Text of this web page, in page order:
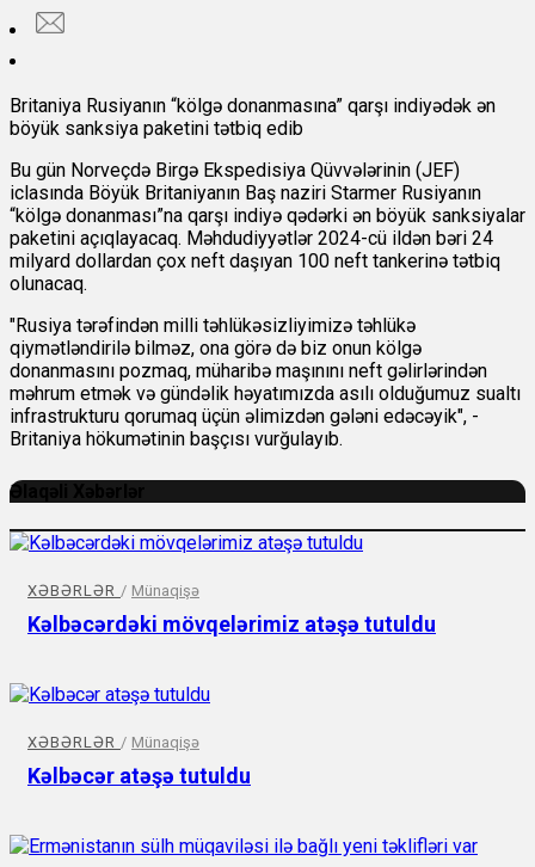
Britaniya Rusiyanın “kölgə donanmasına” qarşı indiyədək ən
böyük sanksiya paketini tətbiq edib
Bu gün Norveçdə Birgə Ekspedisiya Qüvvələrinin (JEF)
iclasında Böyük Britaniyanın Baş naziri Starmer Rusiyanın
“kölgə donanması”na qarşı indiyə qədərki ən böyük sanksiyalar
paketini açıqlayacaq. Məhdudiyyətlər 2024-cü ildən bəri 24
milyard dollardan çox neft daşıyan 100 neft tankerinə tətbiq
olunacaq.
"Rusiya tərəfindən milli təhlükəsizliyimizə təhlükə
qiymətləndirilə bilməz, ona görə də biz onun kölgə
donanmasını pozmaq, müharibə maşınını neft gəlirlərindən
məhrum etmək və gündəlik həyatımızda asılı olduğumuz sualtı
infrastrukturu qorumaq üçün əlimizdən gələni edəcəyik", -
Britaniya hökumətinin başçısı vurğulayıb.
Əlaqəli Xəbərlər
XƏBƏRLƏR / Münaqişə
Kəlbəcərdəki mövqelərimiz atəşə tutuldu
XƏBƏRLƏR / Münaqişə
Kəlbəcər atəşə tutuldu